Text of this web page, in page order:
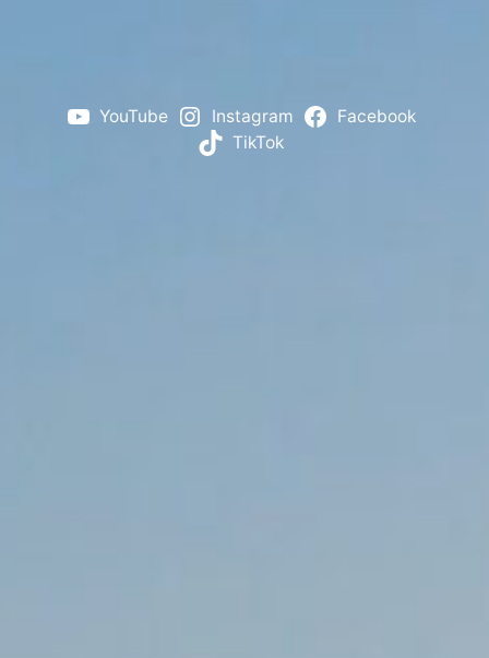
YouTube Instagram
Facebook
TikTok